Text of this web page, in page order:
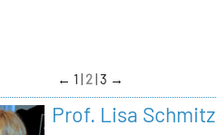
← 1 2 3 →
Prof. Lisa Schmitz